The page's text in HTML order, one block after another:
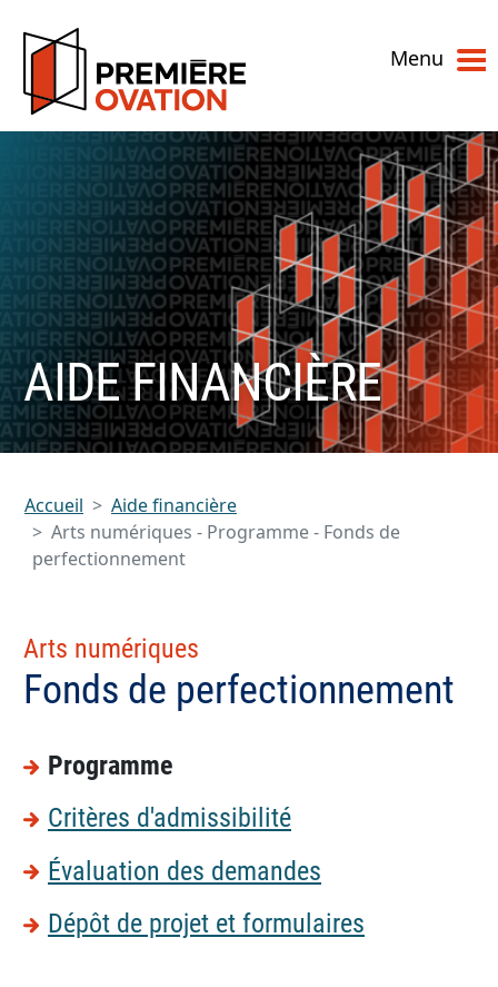
Menu
AIDE FINANCIÈRE
Accueil
Aide financière
Arts numériques - Programme - Fonds de
perfectionnement
Arts numériques
Fonds de perfectionnement
Programme
Critères d'admissibilité
Évaluation des demandes
Dépôt de projet et formulaires